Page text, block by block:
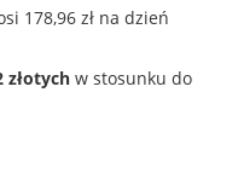
178,96 zł na dzień
złotych w stosunku do